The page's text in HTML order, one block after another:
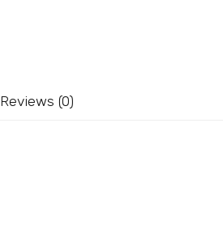
quantity
Reviews (0)